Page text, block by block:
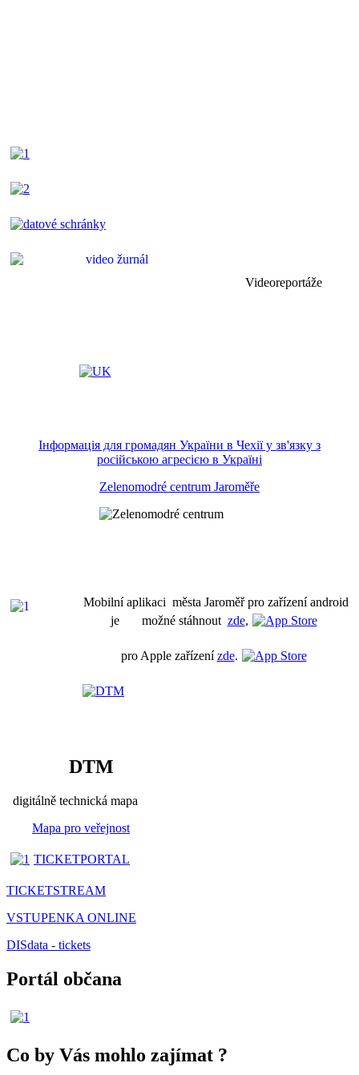
Videoreportáže
Інформація для громадян України в Чехії у зв'язку з
російською агресією в Україні
Zelenomodré centrum Jaroměře
Mobilní aplikaci města Jaroměř pro zařízení android
je možné stáhnout zde,
pro Apple zařízenízde.
DTM
digitálně technická mapa
Mapa pro veřejnost
TICKETPORTAL
TICKETSTREAM
VSTUPENKA ONLINE
DISdata - tickets
Portál občana
Co by Vás mohlo zajímat ?